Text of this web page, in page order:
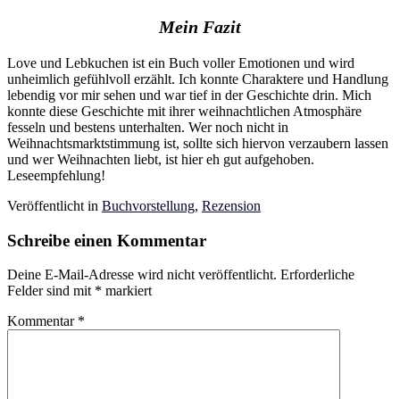
Mein Fazit
Love und Lebkuchen ist ein Buch voller Emotionen und wird
unheimlich gefühlvoll erzählt. Ich konnte Charaktere und Handlung
lebendig vor mir sehen und war tief in der Geschichte drin. Mich
konnte diese Geschichte mit ihrer weihnachtlichen Atmosphäre
fesseln und bestens unterhalten. Wer noch nicht in
Weihnachtsmarktstimmung ist, sollte sich hiervon verzaubern lassen
und wer Weihnachten liebt, ist hier eh gut aufgehoben.
Leseempfehlung!
Veröffentlicht in Buchvorstellung, Rezension
Schreibe einen Kommentar
Deine E-Mail-Adresse wird nicht veröffentlicht. Erforderliche
Felder sind mit * markiert
Kommentar *